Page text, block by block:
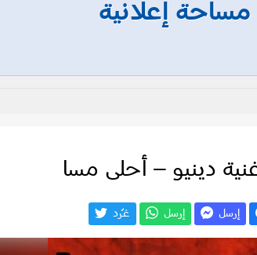
مساحة إعلانية
دينيو – أحلى مسا
إرسل إرسل غـّرد